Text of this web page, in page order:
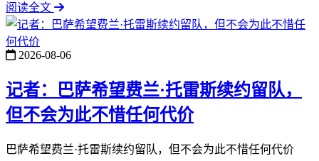
阅读全文
2026-08-06
记者：巴萨希望费兰·托雷斯续约留队，
但不会为此不惜任何代价
巴萨希望费兰·托雷斯续约留队，但不会为此不惜任何代价